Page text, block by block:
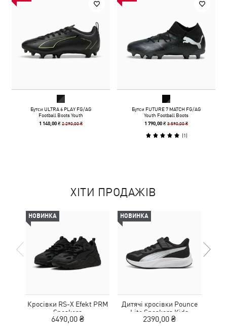
Бутси ULTRA 6 PLAY FG/AG
Football Boots Youth
1 140,00 ₴2 290,00 ₴
Бутси FUTURE 7 MATCH FG/AG
Youth Football Boots
1 790,00 ₴3 590,00 ₴
(1)
ХІТИ ПРОДАЖІВ
НОВИНКА
Кросівки RS-X Efekt PRM
Sneakers
6490,00 ₴
НОВИНКА
Дитячі кросівки Pounce
Lite Sneakers Kids
2390,00 ₴